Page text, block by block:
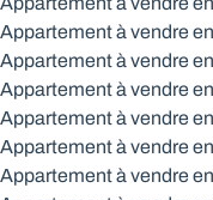
Appartement à vendre
Appartement à vendre
Appartement à vendre
Appartement à vendre
Appartement à vendre
Appartement à vendre